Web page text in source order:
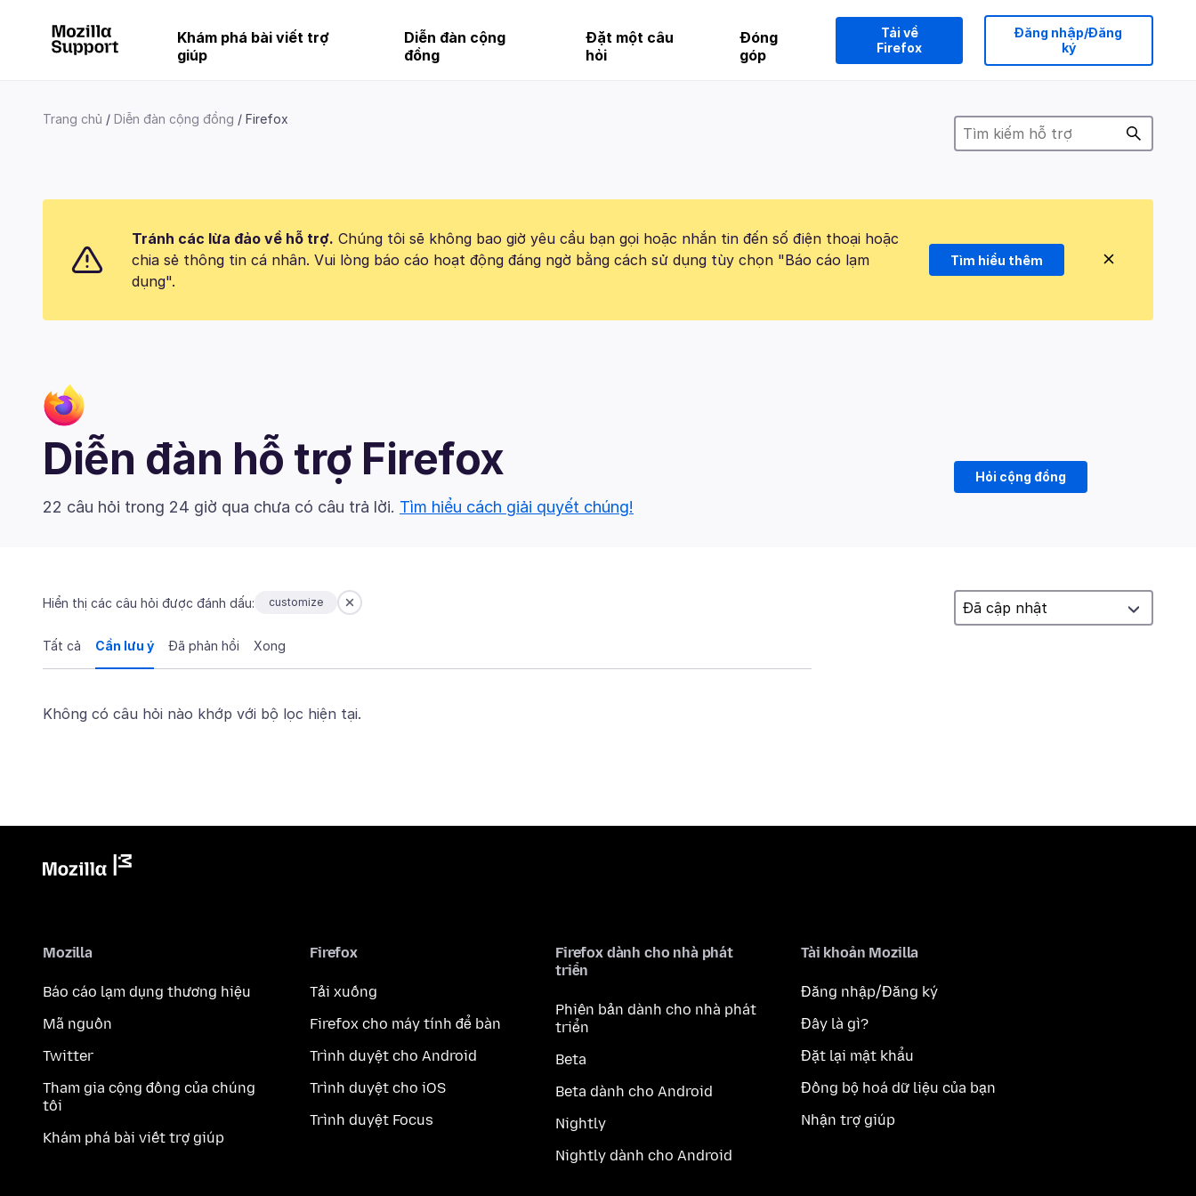
Khám phá bài viết trợ
giúp
Diễn đàn cộng
đồng
Đặt một câu
hỏi
Đóng
góp
Tải về
Firefox
Đăng nhập/Đăng
ký
Trang chủ Diễn đàn cộng đồng Firefox
Tránh các lừa đảo về hỗ trợ. Chúng tôi sẽ không bao giờ yêu cầu bạn gọi hoặc nhắn tin đến số điện thoại hoặc
chia sẻ thông tin cá nhân. Vui lòng báo cáo hoạt động đáng ngờ bằng cách sử dụng tùy chọn "Báo cáo lạm
dụng".
Tìm hiểu thêm
Diễn đàn hỗ trợ Firefox
22 câu hỏi trong 24 giờ qua chưa có câu trả lời. Tìm hiểu cách giải quyết chúng!
Hỏi cộng đồng
Hiển thị các câu hỏi được đánh dấu: customize
Tất cả Cần lưu ý Đã phản hồi Xong
Không có câu hỏi nào khớp với bộ lọc hiện tại.
Mozilla
Báo cáo lạm dụng thương hiệu
Mã nguồn
Twitter
Tham gia cộng đồng của chúng
tôi
Khám phá bài viết trợ giúp
Firefox
Tải xuống
Firefox cho máy tính để bàn
Trình duyệt cho Android
Trình duyệt cho iOS
Trình duyệt Focus
Firefox dành cho nhà phát
triển
Phiên bản dành cho nhà phát
triển
Beta
Beta dành cho Android
Nightly
Nightly dành cho Android
Tài khoản Mozilla
Đăng nhập/Đăng ký
Đây là gì?
Đặt lại mật khẩu
Đồng bộ hoá dữ liệu của bạn
Nhận trợ giúp